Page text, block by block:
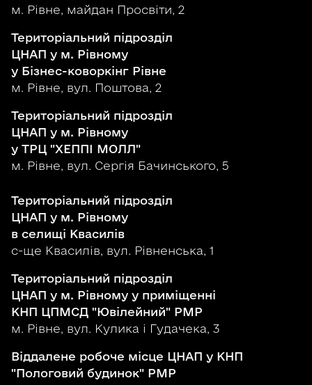
м. Рівне, майдан Просвіти, 2
Територіальний підрозділ
ЦНАП у м. Рівному
у Бізнес-коворкінг Рівне
м. Рівне, вул. Поштова, 2
Територіальний підрозділ
ЦНАП у м. Рівному
у ТРЦ "ХЕППІ МОЛЛ"
м. Рівне, вул. Сергія Бачинського, 5
Територіальний підрозділ
ЦНАП у м. Рівному
в селищі Квасилів
с-ще Квасилів, вул. Рівненська, 1
Територіальний підрозділ
ЦНАП у м. Рівному у приміщенні
КНП ЦПМСД "Ювілейний" РМР
м. Рівне, вул. Кулика і Гудачека, 3
Віддалене робоче місце ЦНАП у КНП
"Пологовий будинок" РМР